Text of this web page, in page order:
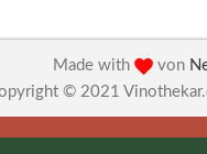
Made with von
© 2021